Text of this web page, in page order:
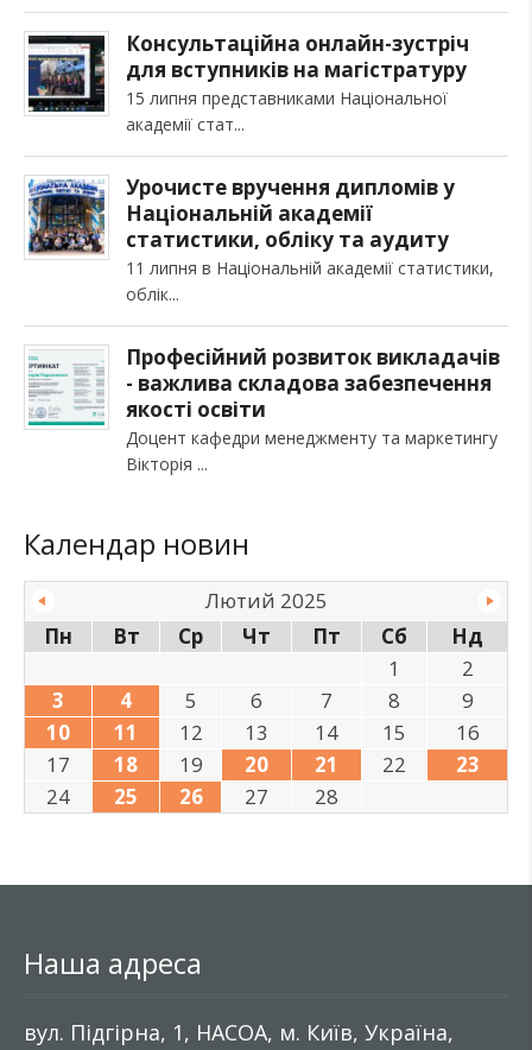
Консультаційна онлайн-зустріч
для вступників на магістратуру
15 липня представниками Національної
академії стат
Урочисте вручення дипломів у
Національній академії
статистики, обліку та аудиту
11 липня в Національній академії статистики,
облік
Професійний розвиток викладачів
- важлива складова забезпечення
якості освіти
Доцент кафедри менеджменту та маркетингу
Вікторія
Календар новин
Лютий 2025
Пн
Вт Ср Чт Пт Сб
Нд
1
2
3
4 5 6 7 8
9
10
11 12 13 14 15
16
17
18 19 20 21 22
23
24
25 26 27 28
Наша адреса
вул. Підгірна, 1, НАСОА, м. Київ, Україна,